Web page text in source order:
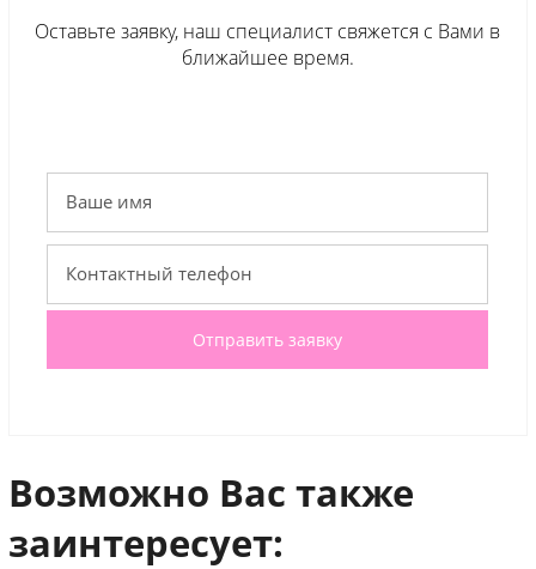
Оставьте заявку, наш специалист свяжется с Вами в
ближайшее время.
Отправить заявку
Возможно Вас также
заинтересует: